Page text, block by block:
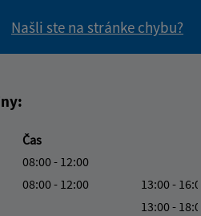
Našli ste na stránke chybu?
Čas
08:00 - 12:00
08:00 - 12:00
13:00 - 16:00
13:00 - 18:00